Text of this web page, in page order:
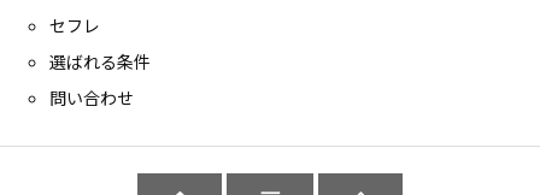
セフレ
選ばれる条件
問い合わせ